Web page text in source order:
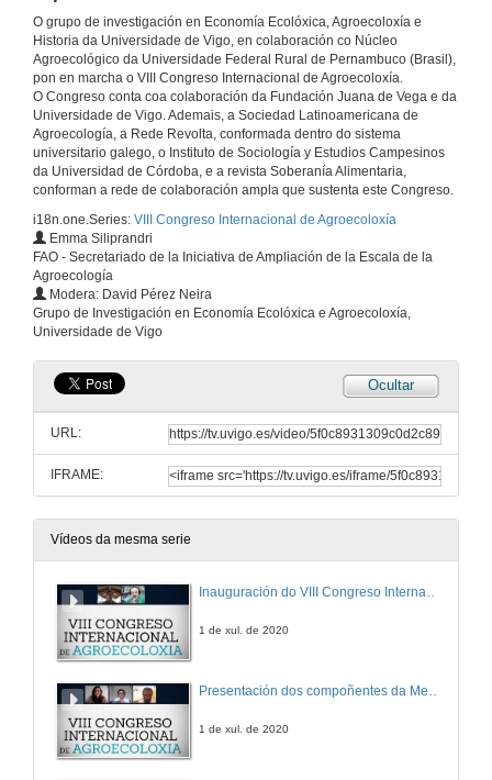
O grupo de investigación en Economía Ecolóxica, Agroecoloxía e
Historia da Universidade de Vigo, en colaboración co Núcleo
Agroecológico da Universidade Federal Rural de Pernambuco (Brasil),
pon en marcha o VIII Congreso Internacional de Agroecoloxía.
O Congreso conta coa colaboración da Fundación Juana de Vega e da
Universidade de Vigo. Ademais, a Sociedad Latinoamericana de
Agroecología, a Rede Revolta, conformada dentro do sistema
universitario galego, o Instituto de Sociología y Estudios Campesinos
da Universidad de Córdoba, e a revista Soberanía Alimentaria,
conforman a rede de colaboración ampla que sustenta este Congreso.
i18n.one.Series: VIII Congreso Internacional de Agroecoloxía
Emma Siliprandri
FAO - Secretariado de la Iniciativa de Ampliación de la Escala de la
Agroecología
Modera: David Pérez Neira
Grupo de Investigación en Economía Ecolóxica e Agroecoloxía,
Universidade de Vigo
Ocultar
URL:
IFRAME:
Vídeos da mesma serie
Inauguración do VIII Congreso Internacional de Agroecología
1 de xul. de 2020
1 de xul. de 2020